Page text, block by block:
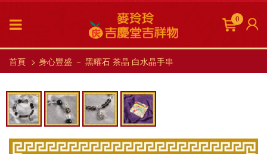
0
首頁 身心豐盛 － 黑曜石 茶晶 白水晶手串